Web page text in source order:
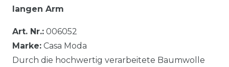
langen Arm
Art. Nr.: 006052
Marke: Casa Moda
Durch die hochwertig verarbeitete Baumwolle